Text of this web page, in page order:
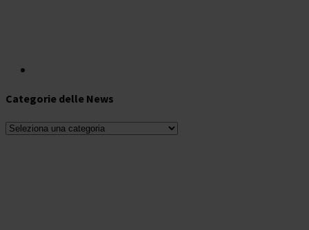
Categorie delle News
Categorie